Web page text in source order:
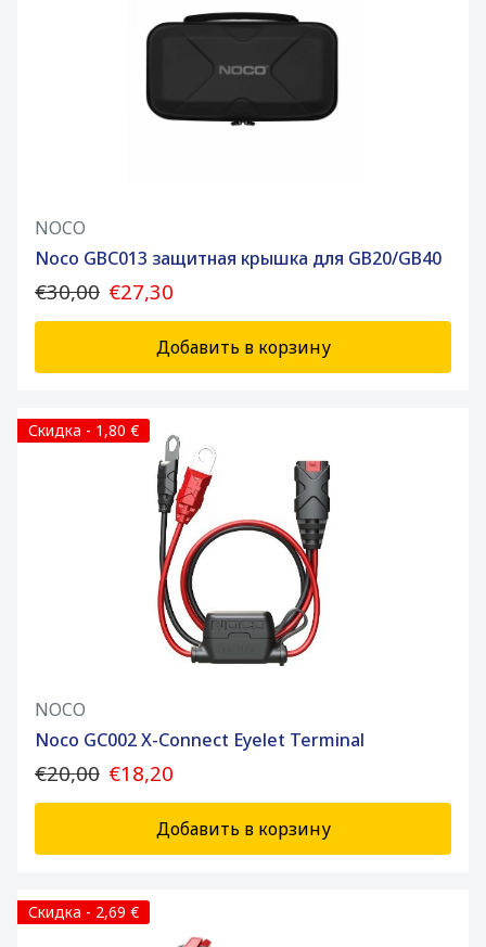
NOCO
Noco GBC013 защитная крышка для GB20/GB40
€30,00 €27,30
Добавить в корзину
Скидка - 1,80 €
NOCO
Noco GC002 X-Connect Eyelet Terminal
€20,00 €18,20
Добавить в корзину
Скидка - 2,69 €